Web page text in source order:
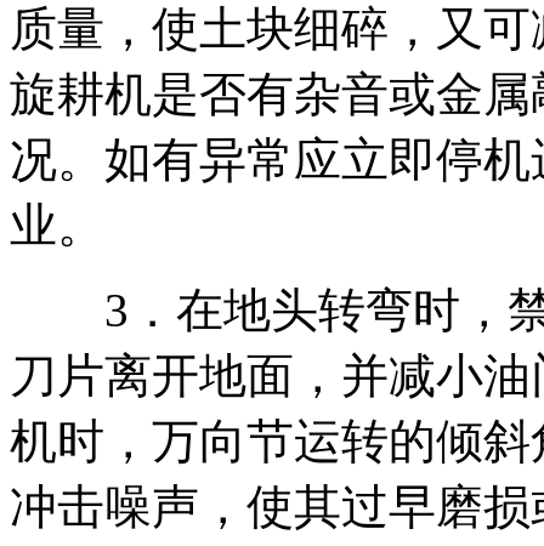
质量，使土块细碎，又
旋耕机是否有杂音或金
况。如有异常应立即停
业。
3．在地头转弯时，禁
刀片离开地面，并减小
机时，万向节运转的倾
冲击噪声，使其过早